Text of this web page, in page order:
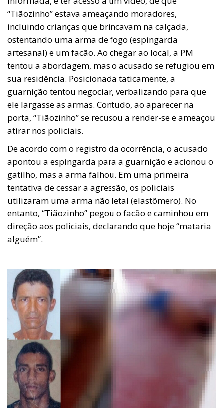
“Tiãozinho” estava ameaçando moradores,
incluindo crianças que brincavam na calçada,
ostentando uma arma de fogo (espingarda
artesanal) e um facão. Ao chegar ao local, a PM
tentou a abordagem, mas o acusado se refugiou em
sua residência. Posicionada taticamente, a
guarnição tentou negociar, verbalizando para que
ele largasse as armas. Contudo, ao aparecer na
porta, “Tiãozinho” se recusou a render-se e ameaçou
atirar nos policiais.
De acordo com o registro da ocorrência, o acusado
apontou a espingarda para a guarnição e acionou o
gatilho, mas a arma falhou. Em uma primeira
tentativa de cessar a agressão, os policiais
utilizaram uma arma não letal (elastômero). No
entanto, “Tiãozinho” pegou o facão e caminhou em
direção aos policiais, declarando que hoje “mataria
alguém”.